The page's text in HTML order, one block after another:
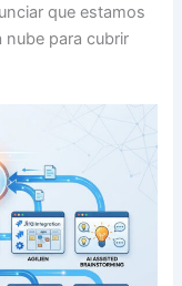
que estamos
nube para cubrir